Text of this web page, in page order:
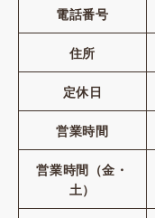
電話番号
住所
定休日
営業時間
営業時間（金・
土）